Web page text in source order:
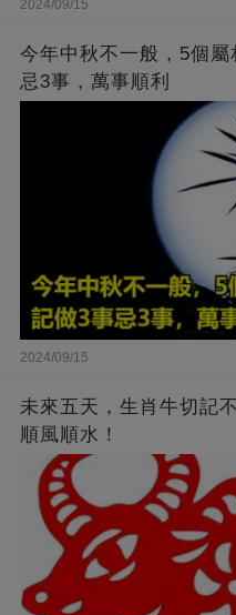
2024/09/15
今年中秋不一般，5個
忌3事，萬事順利
2024/09/15
未來五天，生肖牛切記
順風順水！